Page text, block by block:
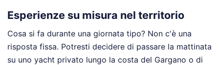
Esperienze su misura nel territorio
Cosa si fa durante una giornata tipo? Non c'è una
risposta fissa. Potresti decidere di passare la mattinata
su uno yacht privato lungo la costa del Gargano o di